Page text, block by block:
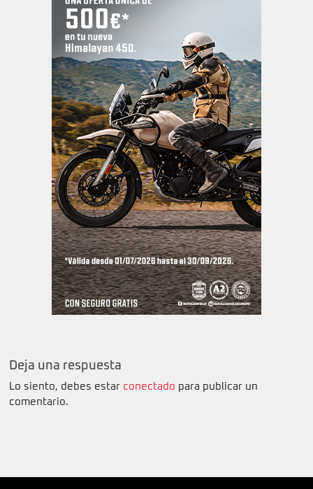
Deja una respuesta
Lo siento, debes estar conectado para publicar un
comentario.